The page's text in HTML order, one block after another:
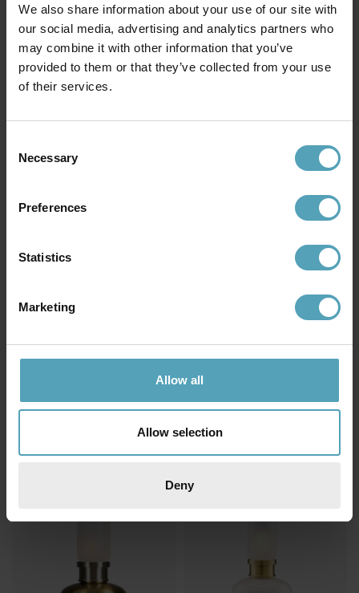
We also share information about your use of our site with
our social media, advertising and analytics partners who
may combine it with other information that you’ve
provided to them or that they’ve collected from your use
of their services.
Selection
Necessary
Preferences
Statistics
Marketing
Allow all
Allow selection
Deny
758 kr
Rek. 1 149 kr
271 kr
Rek. 339 kr
Andra köpte även
Rek. 799 kr
Glimt 20cm portabel
Rek. 799 kr
KAMPANJ KAMPANJ